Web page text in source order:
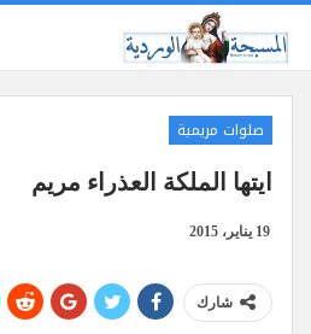
صلوات مريمية
ايتها الملكة العذراء مريم
19 يناير، 2015
شارك